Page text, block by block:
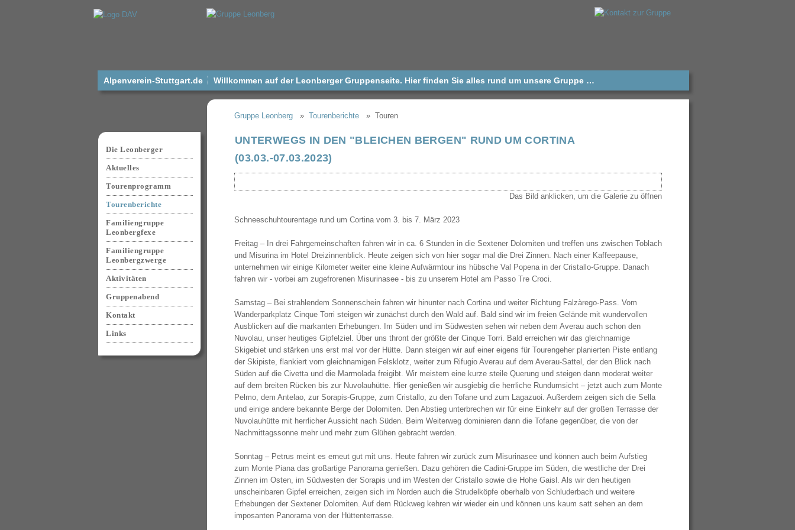
Alpenverein-Stuttgart.de Willkommen auf der Leonberger Gruppenseite. Hier finden Sie alles rund um unsere Gruppe …
Gruppe Leonberg Tourenberichte Touren
UNTERWEGS IN DEN "BLEICHEN BERGEN" RUND UM CORTINA
(03.03.-07.03.2023)
Schneeschuhtourentage rund um Cortina vom 3. bis 7. März 2023
Freitag – In drei Fahrgemeinschaften fahren wir in ca. 6 Stunden in die Sextener Dolomiten und treffen uns zwischen Toblach
und Misurina im Hotel Dreizinnenblick. Heute zeigen sich von hier sogar mal die Drei Zinnen. Nach einer Kaffeepause,
unternehmen wir einige Kilometer weiter eine kleine Aufwärmtour ins hübsche Val Popena in der Cristallo-Gruppe. Danach
fahren wir - vorbei am zugefrorenen Misurinasee - bis zu unserem Hotel am Passo Tre Croci.
Samstag – Bei strahlendem Sonnenschein fahren wir hinunter nach Cortina und weiter Richtung Falzàrego-Pass. Vom
Wanderparkplatz Cinque Torri steigen wir zunächst durch den Wald auf. Bald sind wir im freien Gelände mit wundervollen
Ausblicken auf die markanten Erhebungen. Im Süden und im Südwesten sehen wir neben dem Averau auch schon den
Nuvolau, unser heutiges Gipfelziel. Über uns thront der größte der Cinque Torri. Bald erreichen wir das gleichnamige
Skigebiet und stärken uns erst mal vor der Hütte. Dann steigen wir auf einer eigens für Tourengeher planierten Piste entlang
der Skipiste, flankiert vom gleichnamigen Felsklotz, weiter zum Rifugio Averau auf dem Averau-Sattel, der den Blick nach
Süden auf die Civetta und die Marmolada freigibt. Wir meistern eine kurze steile Querung und steigen dann moderat weiter
auf dem breiten Rücken bis zur Nuvolauhütte. Hier genießen wir ausgiebig die herrliche Rundumsicht – jetzt auch zum Monte
Pelmo, dem Antelao, zur Sorapis-Gruppe, zum Cristallo, zu den Tofane und zum Lagazuoi. Außerdem zeigen sich die Sella
und einige andere bekannte Berge der Dolomiten. Den Abstieg unterbrechen wir für eine Einkehr auf der großen Terrasse der
Nuvolauhütte mit herrlicher Aussicht nach Süden. Beim Weiterweg dominieren dann die Tofane gegenüber, die von der
Nachmittagssonne mehr und mehr zum Glühen gebracht werden.
Sonntag – Petrus meint es erneut gut mit uns. Heute fahren wir zurück zum Misurinasee und können auch beim Aufstieg
zum Monte Piana das großartige Panorama genießen. Dazu gehören die Cadini-Gruppe im Süden, die westliche der Drei
Zinnen im Osten, im Südwesten der Sorapis und im Westen der Cristallo sowie die Hohe Gaisl. Als wir den heutigen
unscheinbaren Gipfel erreichen, zeigen sich im Norden auch die Strudelköpfe oberhalb von Schluderbach und weitere
Erhebungen der Sextener Dolomiten. Auf dem Rückweg kehren wir wieder ein und können uns kaum satt sehen an dem
imposanten Panorama von der Hüttenterrasse.
Navigation
überspringen
Die Leonberger
Aktuelles
Tourenprogramm
Tourenberichte
Familiengruppe
Leonbergfexe
Familiengruppe
Leonbergzwerge
Aktivitäten
Gruppenabend
Kontakt
Links